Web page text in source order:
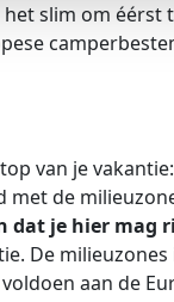
slim om éérst
van je
met de
dat je hier mag
De
aan de